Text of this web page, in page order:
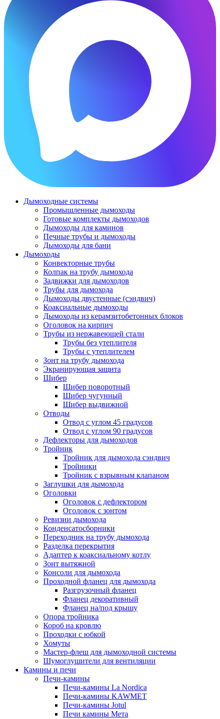
Дымоходные системы
Промышленные дымоходы
Готовые комплекты дымоходов
Дымоходы для каминов
Печные трубы и дымоходы
Дымоходы для бани
Дымоходы
Конвекторные трубы
Колпак на трубу дымохода
Задвижки для дымоходов
Трубы для дымохода
Дымоходы двустенные (сэндвич)
Коаксиальные дымоходы
Дымоходы из керамзитобетонных блоков
Оголовок на кирпич
Трубы из нержавеющей стали
Трубы без утеплителя
Трубы с утеплителем
Зонт на трубу дымохода
Экранирующая защита
Шибер
Шибер поворотный
Шибер чугунный
Шибер выдвижной
Отводы
Отвод с углом 45 градусов
Отвод с углом 90 градусов
Дефлекторы для дымоходов
Тройник
Тройник для дымохода сэндвич
Тройники
Тройник с взрывным клапаном
Заглушки для дымохода
Оголовки
Оголовок с дефлектором
Оголовок с зонтом
Ревизии дымохода
Конденсатосборники
Переходник на трубу дымохода
Разделка перекрытия
Адаптер к коаксиальному котлу
Зонт вытяжной
Консоли для дымохода
Проходной фланец для дымохода
Разгрузочный фланец
Фланец декоративный
Фланец на/под крышу
Опора тройника
Короб на кровлю
Проходки с юбкой
Хомуты
Мастер-флеш для дымоходной системы
Шумоглушители для вентиляции
Камины и печи
Печи-камины
Печи-камины La Nordica
Печи-камины KAWMET
Печи-камины Jotul
Печи камины Мета